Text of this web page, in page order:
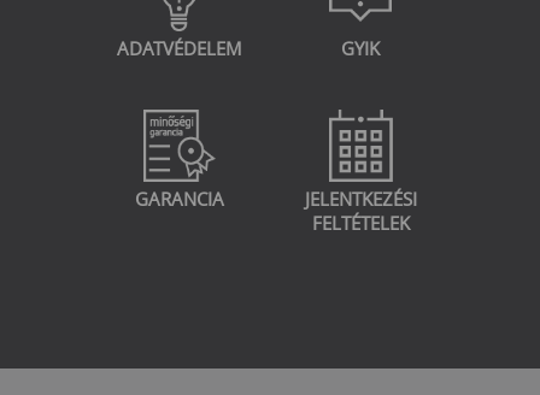
ADATVÉDELEM GYIK
GARANCIA
JELENTKEZÉSI
FELTÉTELEK